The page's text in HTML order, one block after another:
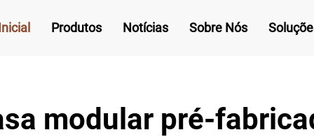
Produtos Notícias Sobre Nós
modular pré-